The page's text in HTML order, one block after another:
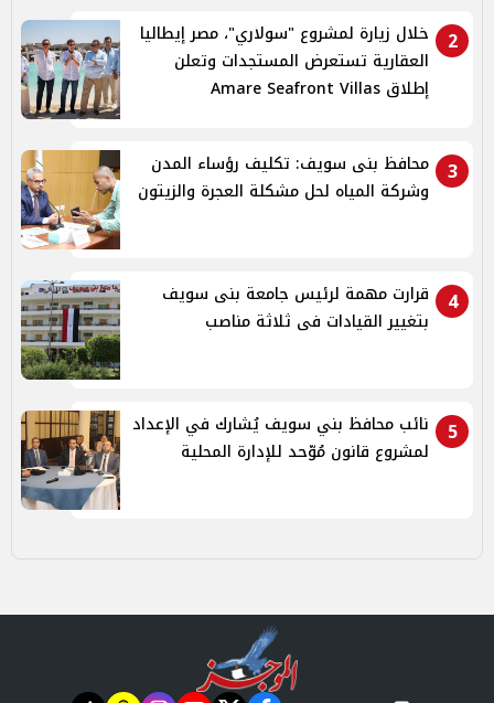
2
خلال زيارة لمشروع "سولاري"، مصر إيطاليا
العقارية تستعرض المستجدات وتعلن
إطلاق Amare Seafront Villas
3
محافظ بنى سويف: تكليف رؤساء المدن
وشركة المياه لحل مشكلة العجرة والزيتون
4
قرارت مهمة لرئيس جامعة بنى سويف
بتغيير القيادات فى ثلاثة مناصب
5
نائب محافظ بني سويف يُشارك في الإعداد
لمشروع قانون مُوّحد للإدارة المحلية